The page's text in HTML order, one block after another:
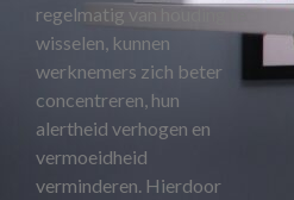
regelmatig van houding te
wisselen, kunnen
werknemers zich beter
concentreren, hun
alertheid verhogen en
vermoeidheid
verminderen. Hierdoor